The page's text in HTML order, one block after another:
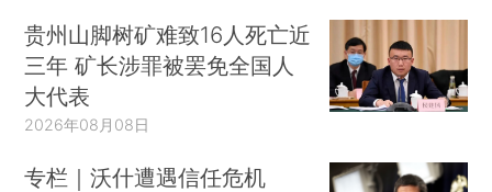
贵州山脚树矿难致16人死亡近
三年 矿长涉罪被罢免全国人
大代表
2026年08月08日
专栏｜沃什遭遇信任危机